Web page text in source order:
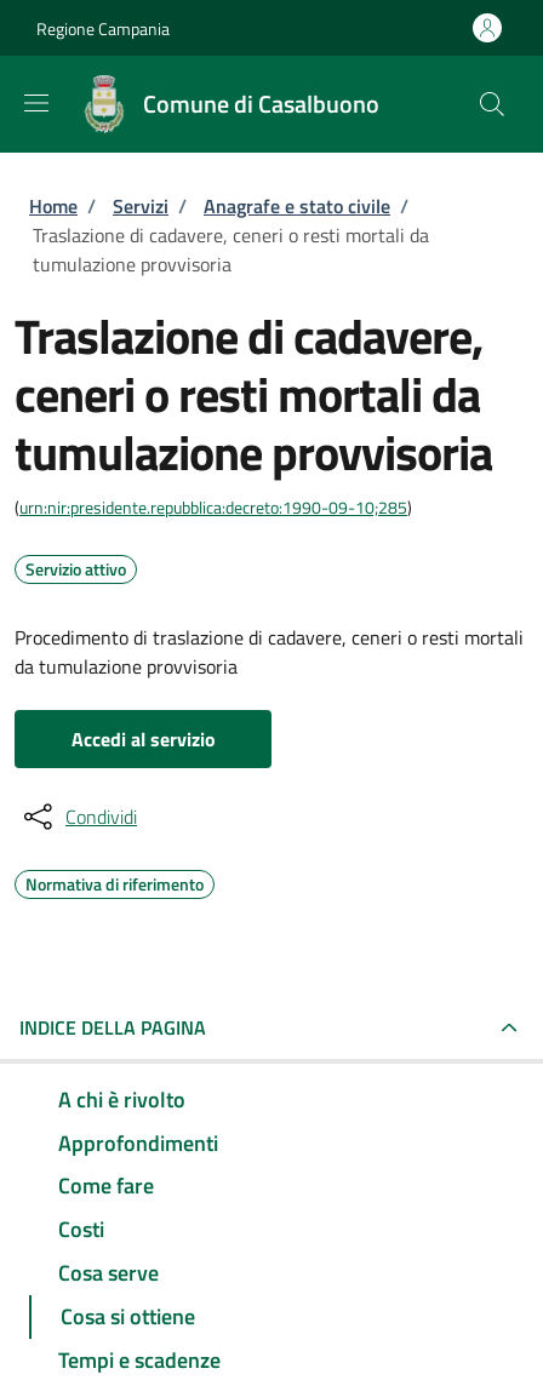
Regione Campania
Comune di Casalbuono
Briciole di pane
Home / Servizi / Anagrafe e stato civile /
Traslazione di cadavere, ceneri o resti mortali da
tumulazione provvisoria
Traslazione di cadavere,
ceneri o resti mortali da
tumulazione provvisoria
(urn:nir:presidente.repubblica:decreto:1990-09-10;285)
Servizio attivo
Procedimento di traslazione di cadavere, ceneri o resti mortali
da tumulazione provvisoria
Accedi al servizio
Condividi
Normativa di riferimento
INDICE DELLA PAGINA
A chi è rivolto
Approfondimenti
Come fare
Costi
Cosa serve
Cosa si ottiene
Tempi e scadenze